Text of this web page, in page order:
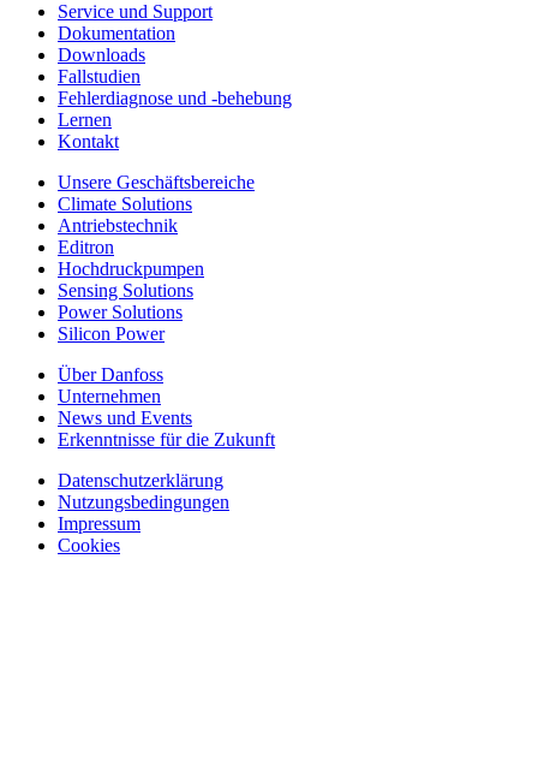
Service und Support
Dokumentation
Downloads
Fallstudien
Fehlerdiagnose und -behebung
Lernen
Kontakt
Unsere Geschäftsbereiche
Climate Solutions
Antriebstechnik
Editron
Hochdruckpumpen
Sensing Solutions
Power Solutions
Silicon Power
Über Danfoss
Unternehmen
News und Events
Erkenntnisse für die Zukunft
Datenschutzerklärung
Nutzungsbedingungen
Impressum
Cookies